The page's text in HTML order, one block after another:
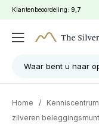
Klantenbeoordeling: 9,7
Waar bent u naar
Home / Kenniscentrum
zilveren